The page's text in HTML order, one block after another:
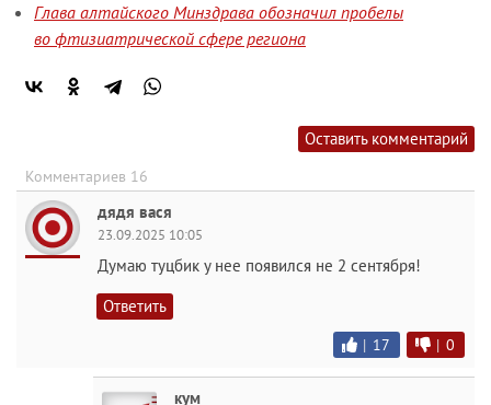
Глава алтайского Минздрава обозначил пробелы
во фтизиатрической сфере региона
Оставить комментарий
Комментариев 16
дядя вася
23.09.2025 10:05
Думаю туцбик у нее появился не 2 сентября!
Ответить
| 17 | 0
кум